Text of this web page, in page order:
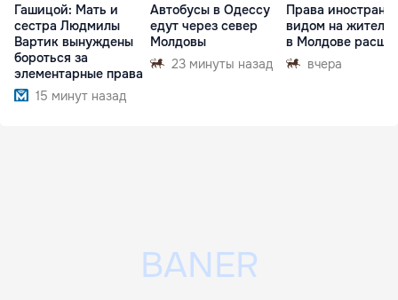
Гашицой: Мать и
сестра Людмилы
Вартик вынуждены
бороться за
элементарные права
15 минут назад
Автобусы в Одессу
едут через север
Молдовы
23 минуты назад
Права
видом на
в Молдове
вчера